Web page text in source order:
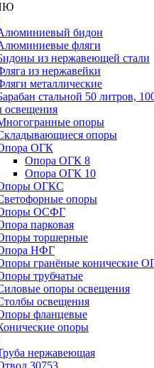
бидон
фляги
из нержавеющей стали
из нержавейки
металлические
стальной 50 литров,
опоры
опоры
ОГК
Опора ОГК 8
Опора ОГК 10
ОГКС
опоры
ОСФГ
парковая
торшерные
НФГ
гранёные конические
трубчатые
опоры освещения
освещения
фланцевые
опоры
нержавеющая
30753